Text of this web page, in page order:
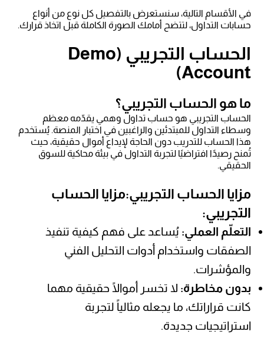
في الأقسام التالية، سنستعرض بالتفصيل كل نوع من أنواع
حسابات التداول، لتتضح أمامك الصورة الكاملة قبل اتخاذ قرارك.
الحساب التجريبي (Demo
Account)
ما هو الحساب التجريبي؟
الحساب التجريبي هو حساب تداول وهمي يقدّمه معظم
وسطاء التداول للمبتدئين والراغبين في اختبار المنصة. يُستخدم
هذا الحساب للتدريب دون الحاجة لإيداع أموال حقيقية، حيث
تُمنح رصيدًا افتراضيًا لتجربة التداول في بيئة محاكية للسوق
الحقيقي.
مزايا الحساب التجريبي:مزايا الحساب
التجريبي:
التعلّم العملي: يُساعد على فهم كيفية تنفيذ
الصفقات واستخدام أدوات التحليل الفني
والمؤشرات.
بدون مخاطرة: لا تخسر أموالًا حقيقية مهما
كانت قراراتك، ما يجعله مثالياً لتجربة
استراتيجيات جديدة.